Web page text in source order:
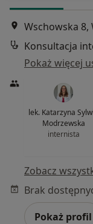
Wschowska 8,
Konsultacja
Pokaż więcej
lek. Katarzyna
Modrzewska
internista
Zobacz
Pokaż profil